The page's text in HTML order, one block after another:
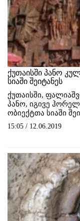
ქუთაისში პანო
სიაში შეიტანეს
ქუთაისში,
პანო, იგივე
ობიექტთა სიაში
15:05 / 12.06.2019